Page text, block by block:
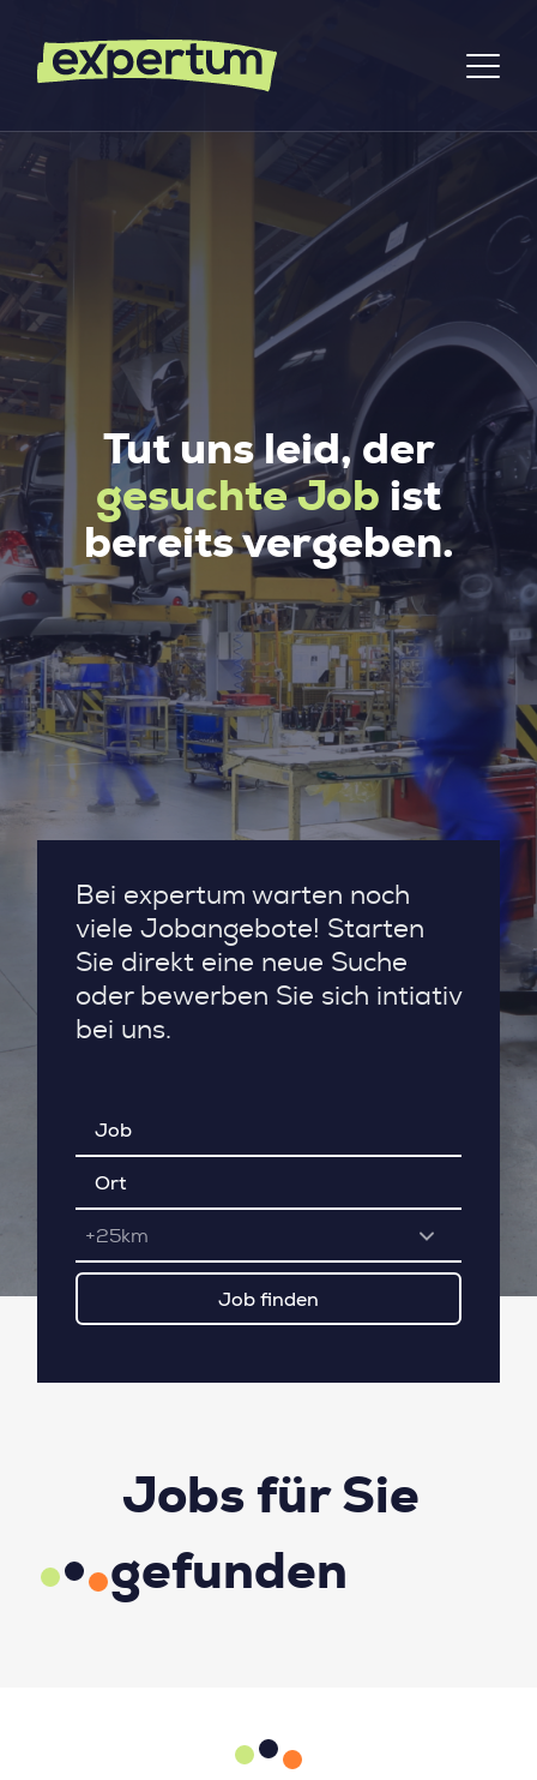
Tut uns leid, der
gesuchte Job ist
bereits vergeben.
Bei expertum warten noch
viele Jobangebote! Starten
Sie direkt eine neue Suche
oder bewerben Sie sich intiativ
bei uns.
+25km